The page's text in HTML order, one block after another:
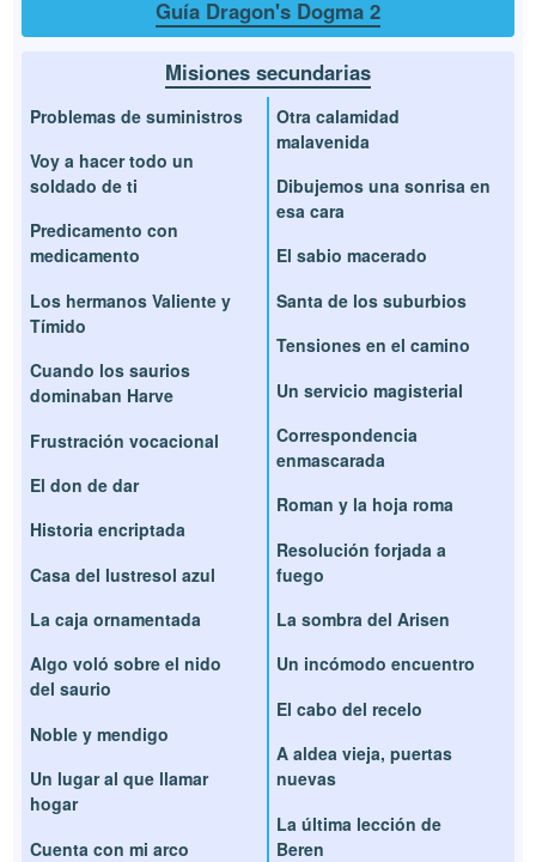
Guía Dragon's Dogma 2
Misiones secundarias
Problemas de suministros
Voy a hacer todo un
soldado de ti
Predicamento con
medicamento
Los hermanos Valiente y
Tímido
Cuando los saurios
dominaban Harve
Frustración vocacional
El don de dar
Historia encriptada
Casa del lustresol azul
La caja ornamentada
Algo voló sobre el nido
del saurio
Noble y mendigo
Un lugar al que llamar
hogar
Cuenta con mi arco
Otra calamidad
malavenida
Dibujemos una sonrisa en
esa cara
El sabio macerado
Santa de los suburbios
Tensiones en el camino
Un servicio magisterial
Correspondencia
enmascarada
Roman y la hoja roma
Resolución forjada a
fuego
La sombra del Arisen
Un incómodo encuentro
El cabo del recelo
A aldea vieja, puertas
nuevas
La última lección de
Beren